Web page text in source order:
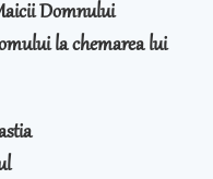
Domnului
la chemarea lui